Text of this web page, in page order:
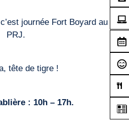
journée Fort Boyard au
PRJ.
tête de tigre !
: 10h – 17h.